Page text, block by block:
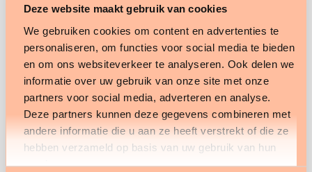
Deze website maakt gebruik van cookies
We gebruiken cookies om content en advertenties te
personaliseren, om functies voor social media te bieden
en om ons websiteverkeer te analyseren. Ook delen we
informatie over uw gebruik van onze site met onze
partners voor social media, adverteren en analyse.
Deze partners kunnen deze gegevens combineren met
andere informatie die u aan ze heeft verstrekt of die ze
hebben verzameld op basis van uw gebruik van hun
services.
uit te leggen welke onderdelen door wetgeving
worden beïnvloed, voelen medewerkers zich
beter geïnformeerd en serieus genomen. Dat
verlaagt de werkdruk bij ondersteunende
teams en vergroot het vertrouwen.
Loonadministratie als continu
proces